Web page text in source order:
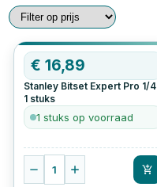
€16,89
Stanley Bitset Expert Pro 1/4
1 stuks
1 stuks op voorraad
1